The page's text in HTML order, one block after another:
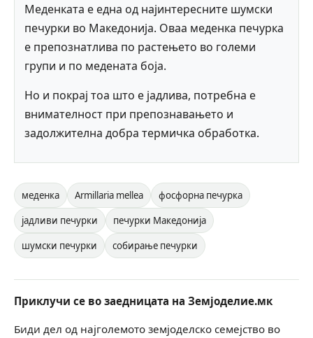
Меденката е една од најинтересните шумски
печурки во Македонија. Оваа меденка печурка
е препознатлива по растењето во големи
групи и по медената боја.
Но и покрај тоа што е јадлива, потребна е
внимателност при препознавањето и
задолжителна добра термичка обработка.
меденка Armillaria mellea
фосфорна печурка
јадливи печурки
печурки Македонија
шумски печурки
собирање печурки
Приклучи се во заедницата на Земјоделие.мк
Биди дел од најголемото земјоделско семејство во